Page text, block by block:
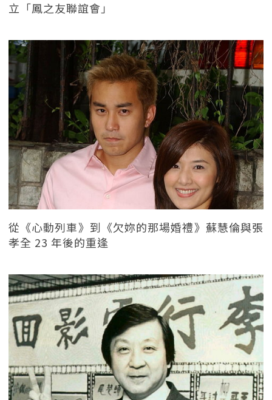
立「鳳之友聯誼會」
從《心動列車》到《欠妳的那場婚禮》蘇慧倫與張
孝全 23 年後的重逢